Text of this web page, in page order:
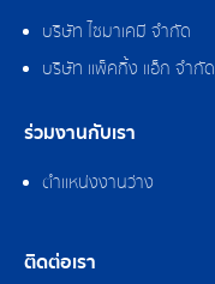
บริษัท ไซมาเคมี จำกัด
บริษัท แพ็คกิ้ง แอ็ก จำกัด
ร่วมงานกับเรา
ตำแหน่งงานว่าง
ติดต่อเรา